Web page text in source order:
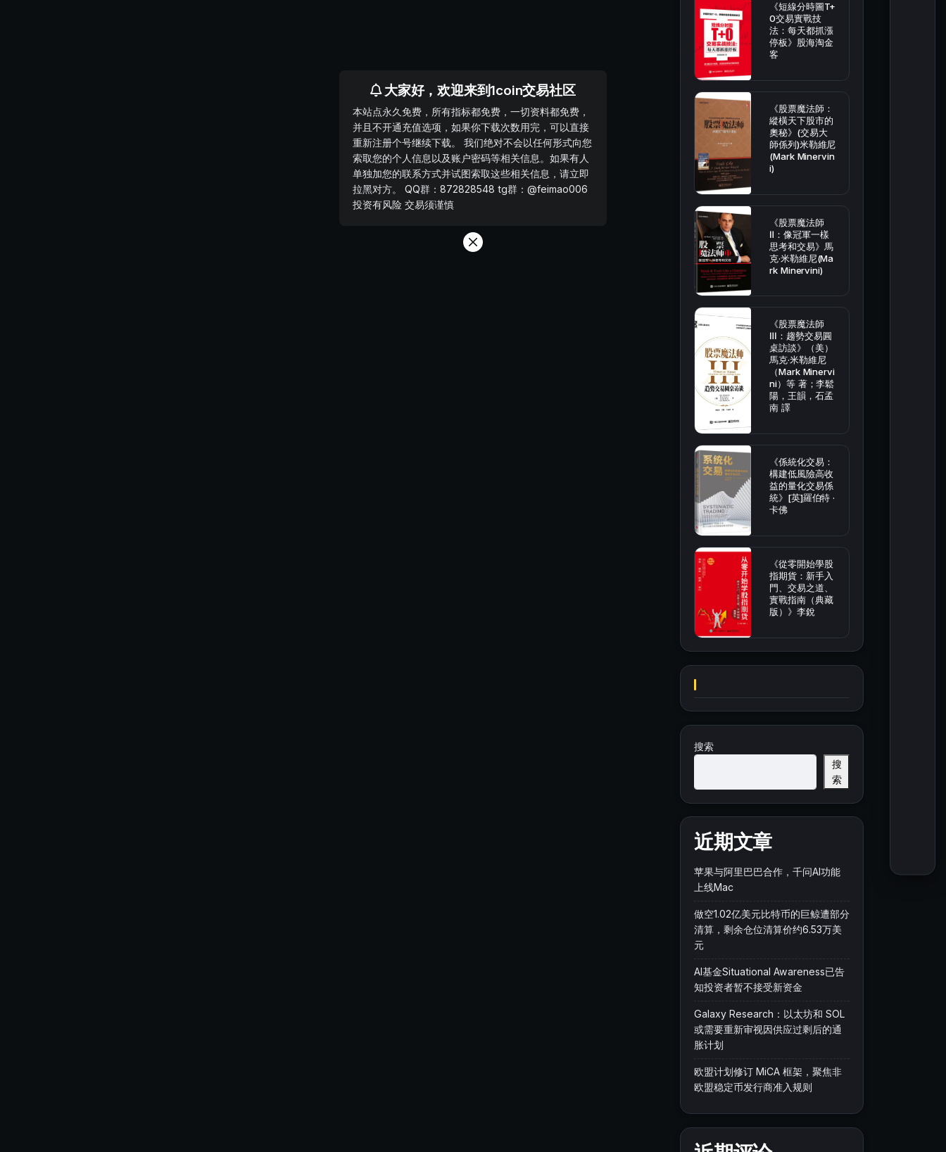
《短線分時圖T+
0交易實戰技
法：每天都抓漲
停板》股海淘金
客
《股票魔法師：
縱橫天下股市的
奧秘》(交易大
師係列)米勒維尼
(Mark Minervin
i)
《股票魔法師
Ⅱ：像冠軍一樣
思考和交易》馬
克·米勒維尼(Ma
rk Minervini)
《股票魔法師
Ⅲ：趨勢交易圓
桌訪談》（美）
馬克·米勒維尼
（Mark Minervi
ni）等 著；李鬆
陽，王韻，石孟
南 譯
《係統化交易：
構建低風險高收
益的量化交易係
統》[英]羅伯特 ·
卡佛
《從零開始學股
指期貨：新手入
門、交易之道、
實戰指南（典藏
版）》李銳
搜索
搜
索
近期文章
苹果与阿里巴巴合作，千问AI功能
上线Mac
做空1.02亿美元比特币的巨鲸遭部分
清算，剩余仓位清算价约6.53万美
元
AI基金Situational Awareness已告
知投资者暂不接受新资金
Galaxy Research：以太坊和 SOL
或需要重新审视因供应过剩后的通
胀计划
欧盟计划修订 MiCA 框架，聚焦非
欧盟稳定币发行商准入规则
大家好，欢迎来到1coin交易社区
本站点永久免费，所有指标都免费，一切资料都免费，
并且不开通充值选项，如果你下载次数用完，可以直接
重新注册个号继续下载。 我们绝对不会以任何形式向您
索取您的个人信息以及账户密码等相关信息。如果有人
单独加您的联系方式并试图索取这些相关信息，请立即
拉黑对方。 QQ群：872828548 tg群：@feimao006
投资有风险 交易须谨慎